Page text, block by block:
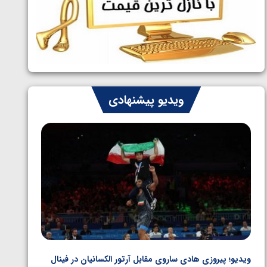
دوم کشتی فرنگی نوجوانان جهان
1405/05/06
ویدیو پیشنهادی
ویدیو؛ پیروزی هادی ساروی مقابل آرتور الکسانیان در فینال